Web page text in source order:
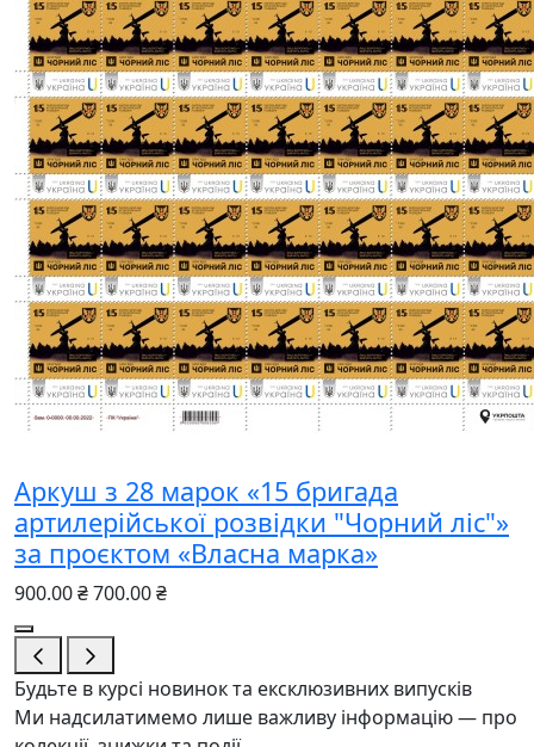
Аркуш з 28 марок «15 бригада
артилерійської розвідки "Чорний ліс"»
за проєктом «Власна марка»
900.00 ₴700.00 ₴
Будьте в курсі новинок та ексклюзивних випусків
Ми надсилатимемо лише важливу інформацію — про